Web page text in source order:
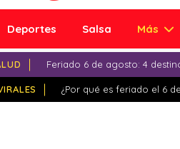
Deportes Salsa Más
Feriado 6 de agosto: 4
¿Por qué es feriado el 6